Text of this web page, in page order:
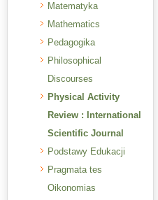
Matematyka
Mathematics
Pedagogika
Philosophical
Discourses
Physical Activity
Review : International
Scientific Journal
Podstawy Edukacji
Pragmata tes
Oikonomias